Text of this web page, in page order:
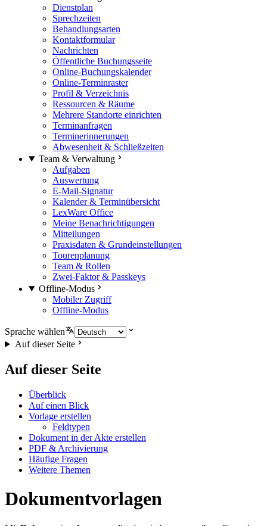
Dienstplan
Sprechzeiten
Behandlungsarten
Kontaktformular
Nachrichten
Öffentliche Buchungsseite
Online-Buchungskalender
Online-Terminraster
Profil & Verzeichnis
Ressourcen & Räume
Mehrere Standorte einrichten
Terminanfragen
Terminerinnerungen
Abwesenheit & Schließzeiten
Team & Verwaltung
Aufgaben
Auswertung
E-Mail-Signatur
Kalender & Terminübersicht
LexWare Office
Meine Benachrichtigungen
Mitteilungen
Praxisdaten & Grundeinstellungen
Tourenplanung
Team & Rollen
Zwei-Faktor & Passkeys
Offline-Modus
Mobiler Zugriff
Offline-Modus
Sprache wählen
Auf dieser Seite
Auf dieser Seite
Überblick
Auf einen Blick
Vorlage erstellen
Feldtypen
Dokument in der Akte erstellen
PDF & Archivierung
Häufige Fragen
Weitere Themen
Dokumentvorlagen